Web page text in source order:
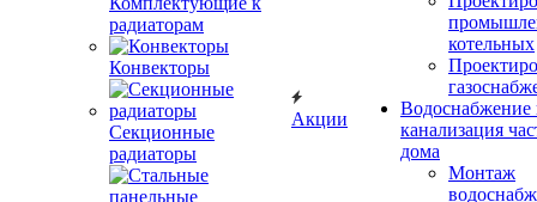
радиаторам
Конвекторы
Секционные
радиаторы
Акции
котельных
Водоснабжение
канализация
дома
Монтаж